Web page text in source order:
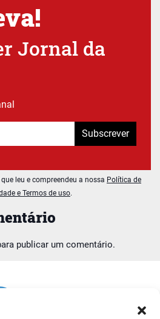
publicar um comentário.
Jornal da
Subscrever
leu e compreendeu a nossa Política de
e Termos de uso.